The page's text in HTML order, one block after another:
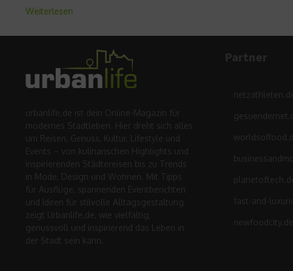
Weiterlesen
urbanlife.de ist dein Online-Magazin für
modernes Stadtleben. Hier dreht sich alles
um Reisen, Genuss, Kultur, Lifestyle und
Events – von kulinarischen Highlights und
inspirierenden Städtereisen bis zu Trends
in Mode, Design und Wohnen. Mit Tipps
für Ausflüge, spannenden Eventberichten
und Ideen für stilvolle Alltagsgestaltung
zeigt Urbanlife.de, wie vielfältig,
genussvoll und inspirierend das Leben in
der Stadt sein kann.
Partner
fast-and-
newfoodcity.de